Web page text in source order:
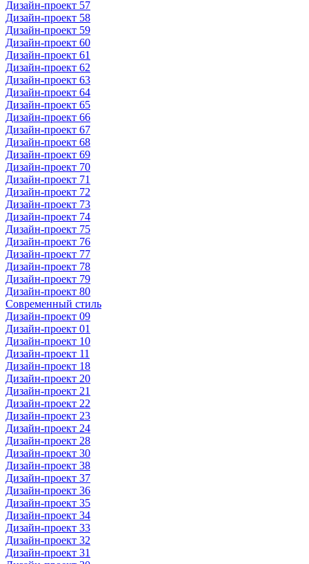
Дизайн-проект 57
Дизайн-проект 58
Дизайн-проект 59
Дизайн-проект 60
Дизайн-проект 61
Дизайн-проект 62
Дизайн-проект 63
Дизайн-проект 64
Дизайн-проект 65
Дизайн-проект 66
Дизайн-проект 67
Дизайн-проект 68
Дизайн-проект 69
Дизайн-проект 70
Дизайн-проект 71
Дизайн-проект 72
Дизайн-проект 73
Дизайн-проект 74
Дизайн-проект 75
Дизайн-проект 76
Дизайн-проект 77
Дизайн-проект 78
Дизайн-проект 79
Дизайн-проект 80
Современный стиль
Дизайн-проект 09
Дизайн-проект 01
Дизайн-проект 10
Дизайн-проект 11
Дизайн-проект 18
Дизайн-проект 20
Дизайн-проект 21
Дизайн-проект 22
Дизайн-проект 23
Дизайн-проект 24
Дизайн-проект 28
Дизайн-проект 30
Дизайн-проект 38
Дизайн-проект 37
Дизайн-проект 36
Дизайн-проект 35
Дизайн-проект 34
Дизайн-проект 33
Дизайн-проект 32
Дизайн-проект 31